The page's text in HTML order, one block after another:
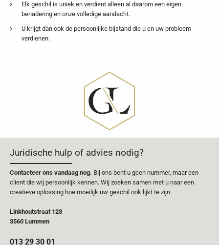
Elk geschil is uniek en verdient alleen al daarom een eigen
benadering en onze volledige aandacht.
U krijgt dan ook de persoonlijke bijstand die u en uw probleem
verdienen.
Juridische hulp of advies nodig?
Contacteer ons vandaag nog. Bij ons bent u geen nummer, maar een
client die wij persoonlijk kennen. Wij zoeken samen met u naar een
creatieve oplossing hoe moeilijk uw geschil ook lijkt te zijn.
Linkhoutstraat 123
3560 Lummen
013 29 30 01